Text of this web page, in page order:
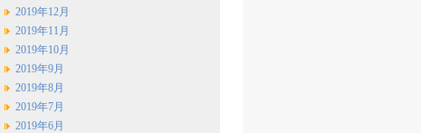
2019年12月
2019年11月
2019年10月
2019年9月
2019年8月
2019年7月
2019年6月